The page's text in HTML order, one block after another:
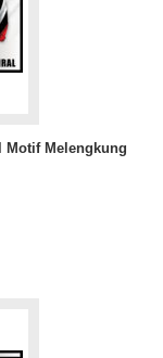
Motif Melengkung